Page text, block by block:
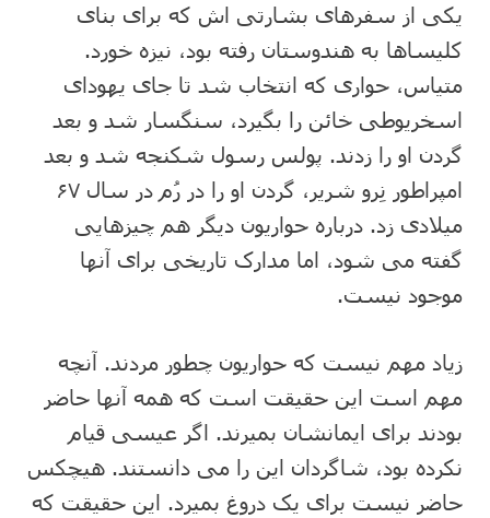
یکی از سفرهای بشارتی اش که برای بنای
کلیساها به هندوستان رفته بود، نیزه خورد.
متیاس، حواری که انتخاب شد تا جای یهودای
اسخریوطی خائن را بگیرد، سنگسار شد و بعد
گردن او را زدند. پولس رسول شکنجه شد و بعد
امپراطور نِرو شریر، گردن او را در رُم در سال ۶۷
میلادی زد. درباره حواریون دیگر هم چیزهایی
گفته می شود، اما مدارک تاریخی برای آنها
موجود نیست.
زیاد مهم نیست که حواریون چطور مردند. آنچه
مهم است این حقیقت است که همه آنها حاضر
بودند برای ایمانشان بمیرند. اگر عیسی قیام
نکرده بود، شاگردان این را می دانستند. هیچکس
حاضر نیست برای یک دروغ بمیرد. این حقیقت که